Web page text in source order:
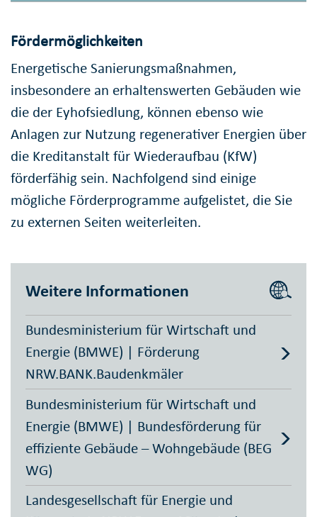
Fördermöglichkeiten
Energetische Sanierungsmaßnahmen,
insbesondere an erhaltenswerten Gebäuden wie
die der Eyhofsiedlung, können ebenso wie
Anlagen zur Nutzung regenerativer Energien über
die Kreditanstalt für Wiederaufbau (KfW)
förderfähig sein. Nachfolgend sind einige
mögliche Förderprogramme aufgelistet, die Sie
zu externen Seiten weiterleiten.
Weitere Informationen
Bundesministerium für Wirtschaft und
Energie (BMWE) | Förderung
NRW.BANK.Baudenkmäler
Bundesministerium für Wirtschaft und
Energie (BMWE) | Bundesförderung für
effiziente Gebäude – Wohngebäude (BEG
WG)
Landesgesellschaft für Energie und